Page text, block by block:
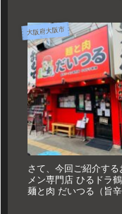
大阪府大阪市
さて、今回ご紹介す
メン専門店 ひるドラ
麺と肉 だいつる（旨